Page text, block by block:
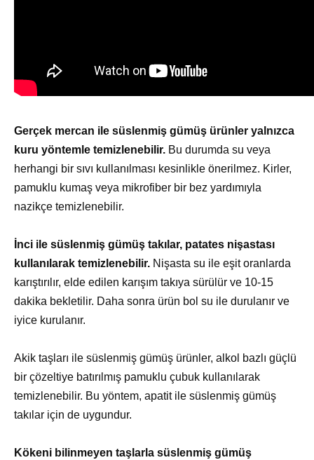
Gerçek mercan ile süslenmiş gümüş ürünler yalnızca
kuru yöntemle temizlenebilir. Bu durumda su veya
herhangi bir sıvı kullanılması kesinlikle önerilmez. Kirler,
pamuklu kumaş veya mikrofiber bir bez yardımıyla
nazikçe temizlenebilir.
İnci ile süslenmiş gümüş takılar, patates nişastası
kullanılarak temizlenebilir. Nişasta su ile eşit oranlarda
karıştırılır, elde edilen karışım takıya sürülür ve 10-15
dakika bekletilir. Daha sonra ürün bol su ile durulanır ve
iyice kurulanır.
Akik taşları ile süslenmiş gümüş ürünler, alkol bazlı güçlü
bir çözeltiye batırılmış pamuklu çubuk kullanılarak
temizlenebilir. Bu yöntem, apatit ile süslenmiş gümüş
takılar için de uygundur.
Kökeni bilinmeyen taşlarla süslenmiş gümüş